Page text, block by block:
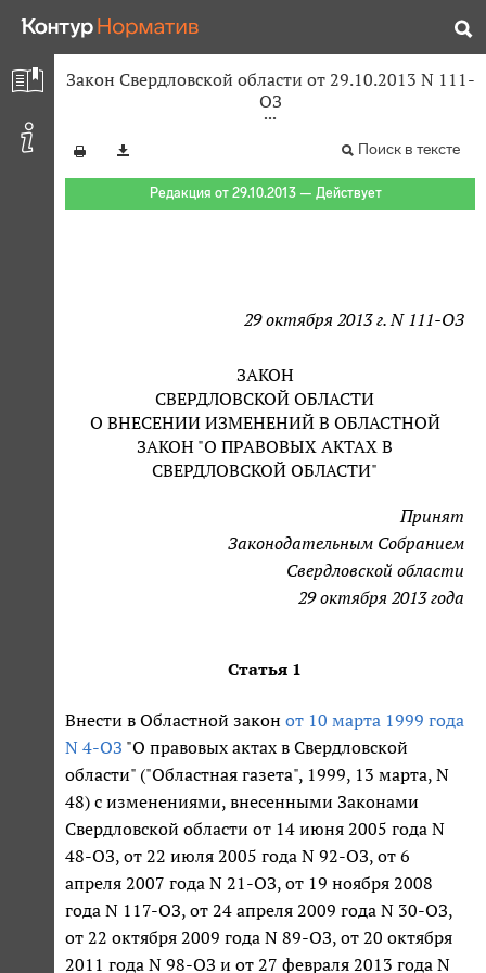
Закон Свердловской области от 29.10.2013 N 111-
ОЗ
Поиск в тексте
Редакция от 29.10.2013 — Действует
29 октября 2013 г. N 111-ОЗ
ЗАКОН
СВЕРДЛОВСКОЙ ОБЛАСТИ
О ВНЕСЕНИИ ИЗМЕНЕНИЙ В ОБЛАСТНОЙ
ЗАКОН "О ПРАВОВЫХ АКТАХ В
СВЕРДЛОВСКОЙ ОБЛАСТИ"
Принят
Законодательным Собранием
Свердловской области
29 октября 2013 года
Статья 1
Внести в Областной закон от 10 марта 1999 года
N 4-ОЗ "О правовых актах в Свердловской
области" ("Областная газета", 1999, 13 марта, N
48) с изменениями, внесенными Законами
Свердловской области от 14 июня 2005 года N
48-ОЗ, от 22 июля 2005 года N 92-ОЗ, от 6
апреля 2007 года N 21-ОЗ, от 19 ноября 2008
года N 117-ОЗ, от 24 апреля 2009 года N 30-ОЗ,
от 22 октября 2009 года N 89-ОЗ, от 20 октября
2011 года N 98-ОЗ и от 27 февраля 2013 года N